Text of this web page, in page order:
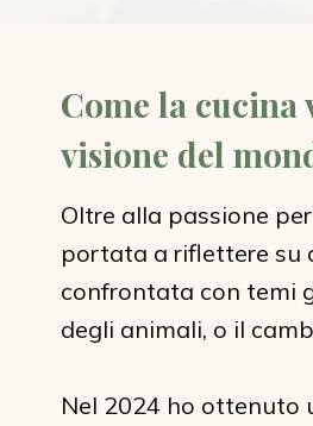
Come la cucina
visione del
Oltre alla passione
portata a riflettere su
confrontata con temi
degli animali, o il
Nel 2024 ho ottenuto